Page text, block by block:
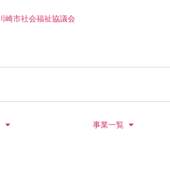
事業一覧